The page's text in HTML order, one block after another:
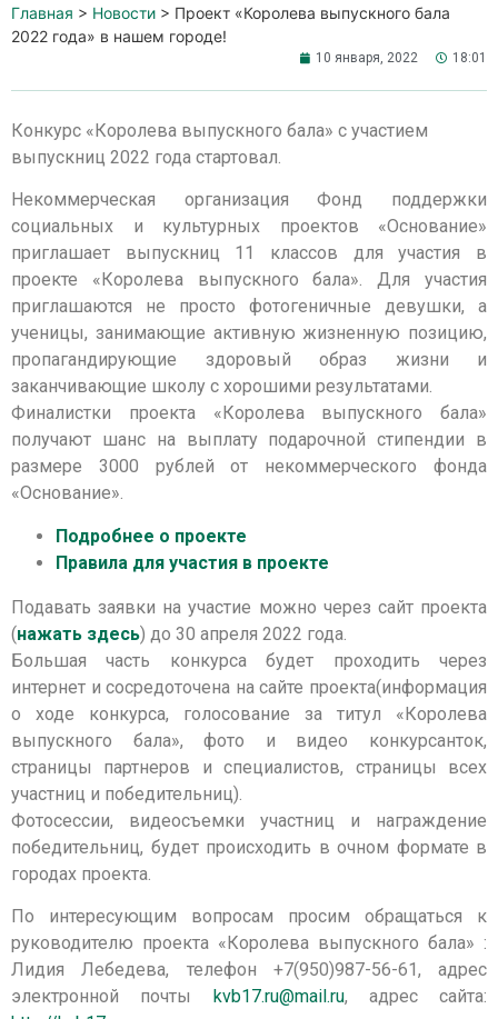
Главная > Новости > Проект «Королева выпускного бала
2022 года» в нашем городе!
10 января, 2022 18:01
Конкурс «Королева выпускного бала» с участием
выпускниц 2022 года стартовал.
Некоммерческая организация Фонд поддержки
социальных и культурных проектов «Основание»
приглашает выпускниц 11 классов для участия в
проекте «Королева выпускного бала». Для участия
приглашаются не просто фотогеничные девушки, а
ученицы, занимающие активную жизненную позицию,
пропагандирующие здоровый образ жизни и
заканчивающие школу с хорошими результатами.
Финалистки проекта «Королева выпускного бала»
получают шанс на выплату подарочной стипендии в
размере 3000 рублей от некоммерческого фонда
«Основание».
Подробнее о проекте
Правила для участия в проекте
Подавать заявки на участие можно через сайт проекта
(нажать здесь) до 30 апреля 2022 года.
Большая часть конкурса будет проходить через
интернет и сосредоточена на сайте проекта(информация
о ходе конкурса, голосование за титул «Королева
выпускного бала», фото и видео конкурсанток,
страницы партнеров и специалистов, страницы всех
участниц и победительниц).
Фотосессии, видеосъемки участниц и награждение
победительниц, будет происходить в очном формате в
городах проекта.
По интересующим вопросам просим обращаться к
руководителю проекта «Королева выпускного бала» :
Лидия Лебедева, телефон +7(950)987-56-61, адрес
электронной почты
kvb17.ru@mail.ru, адрес сайта: